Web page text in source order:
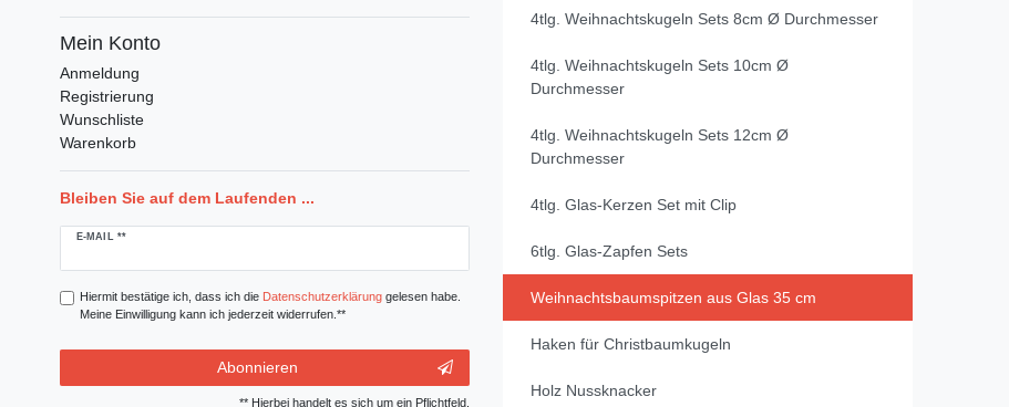
Mein Konto
Anmeldung
Registrierung
Wunschliste
Warenkorb
Bleiben Sie auf dem Laufenden ...
E-MAIL **
Newsletter
Hiermit bestätige ich, dass ich die Daten­schutz­erklärunggelesen habe.
Meine Einwilligung kann ich jederzeit widerrufen.**
Abonnieren
** Hierbei handelt es sich um ein Pflichtfeld.
4tlg. Weihnachtskugeln Sets 8cm Ø Durchmesser
4tlg. Weihnachtskugeln Sets 10cm Ø
Durchmesser
4tlg. Weihnachtskugeln Sets 12cm Ø
Durchmesser
4tlg. Glas-Kerzen Set mit Clip
6tlg. Glas-Zapfen Sets
Weihnachtsbaumspitzen aus Glas 35 cm
Haken für Christbaumkugeln
Holz Nussknacker